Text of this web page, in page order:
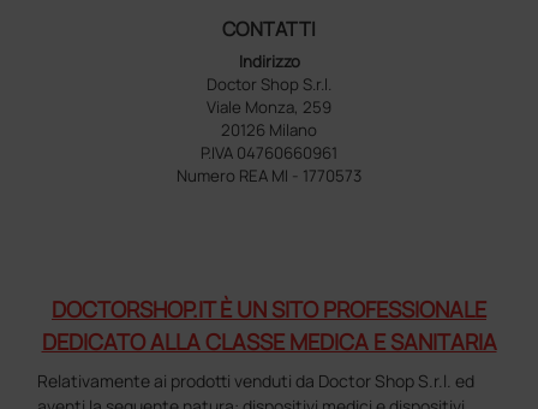
CONTATTI
Indirizzo
Doctor Shop S.r.l.
Viale Monza, 259
20126 Milano
P.IVA 04760660961
Numero REA MI - 1770573
DOCTORSHOP.IT È UN SITO PROFESSIONALE
DEDICATO ALLA CLASSE MEDICA E SANITARIA
Relativamente ai prodotti venduti da Doctor Shop S.r.l. ed